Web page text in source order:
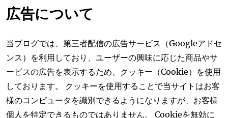
広告について
当ブログでは、第三者配信の広告サービス（Googleアドセ
ンス）を利用しており、ユーザーの興味に応じた商品やサ
ービスの広告を表示するため、クッキー（Cookie）を使用
しております。 クッキーを使用することで当サイトはお客
様のコンピュータを識別できるようになりますが、お客様
個人を特定できるものではありません。 Cookieを無効に